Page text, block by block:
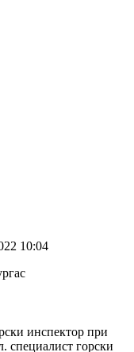
10:04
инспектор при
специалист горски